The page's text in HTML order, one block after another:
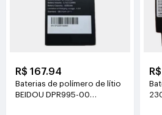
R$ 167.94
Baterias de polímero de lítio
BEIDOU DPR995-00